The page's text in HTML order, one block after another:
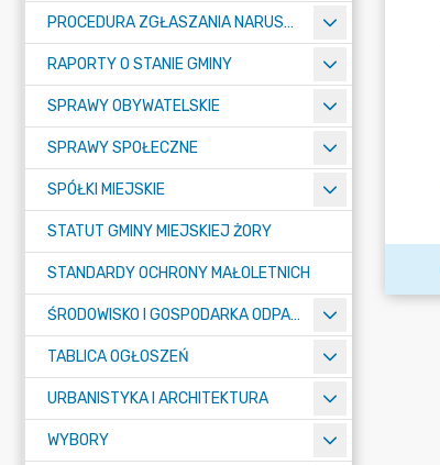
PROCEDURA ZGŁASZANIA NARUSZEŃ PRAWA
RAPORTY O STANIE GMINY
SPRAWY OBYWATELSKIE
SPRAWY SPOŁECZNE
SPÓŁKI MIEJSKIE
STATUT GMINY MIEJSKIEJ ŻORY
STANDARDY OCHRONY MAŁOLETNICH
ŚRODOWISKO I GOSPODARKA ODPADAMI
TABLICA OGŁOSZEŃ
URBANISTYKA I ARCHITEKTURA
WYBORY